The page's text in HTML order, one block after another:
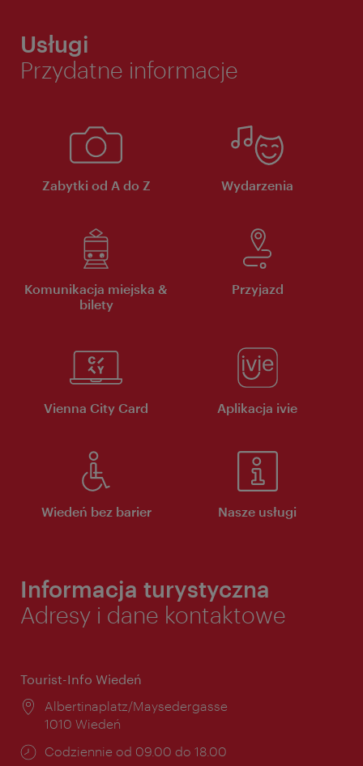
Usługi
Przydatne informacje
Zabytki od A do Z Wydarzenia
Komunikacja miejska &
bilety
Przyjazd
Vienna City Card Aplikacja ivie
Wiedeń bez barier Nasze usługi
Informacja turystyczna
Adresy i dane kontaktowe
Tourist-Info Wiedeń
Miejsce:
Albertinaplatz/Maysedergasse
1010 Wiedeń
Godziny
Codziennie od 09.00 do 18.00